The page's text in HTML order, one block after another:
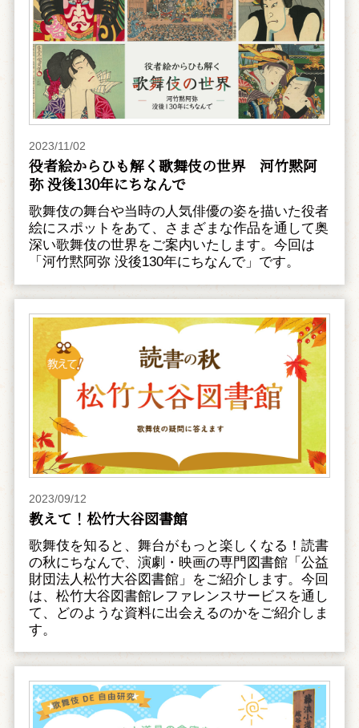
2023/11/02
役者絵からひも解く歌舞伎の世界 河竹黙阿
弥 没後130年にちなんで
歌舞伎の舞台や当時の人気俳優の姿を描いた役者
絵にスポットをあて、さまざまな作品を通して奥
深い歌舞伎の世界をご案内いたします。今回は
「河竹黙阿弥 没後130年にちなんで」です。
2023/09/12
教えて！松竹大谷図書館
歌舞伎を知ると、舞台がもっと楽しくなる！読書
の秋にちなんで、演劇・映画の専門図書館「公益
財団法人松竹大谷図書館」をご紹介します。今回
は、松竹大谷図書館レファレンスサービスを通し
て、どのような資料に出会えるのかをご紹介しま
す。